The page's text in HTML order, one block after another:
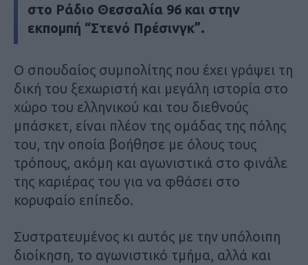
στο Ράδιο Θεσσαλία 96 και στην
εκπομπή “Στενό Πρέσινγκ”.
Ο σπουδαίος συμπολίτης που έχει γράψει τη
δική του ξεχωριστή και μεγάλη ιστορία στο
χώρο του ελληνικού και του διεθνούς
μπάσκετ, είναι πλέον της ομάδας της πόλης
του, την οποία βοήθησε με όλους τους
τρόπους, ακόμη και αγωνιστικά στο φινάλε
της καριέρας του για να φθάσει στο
κορυφαίο επίπεδο.
Συστρατευμένος κι αυτός με την υπόλοιπη
διοίκηση, το αγωνιστικό τμήμα, αλλά και